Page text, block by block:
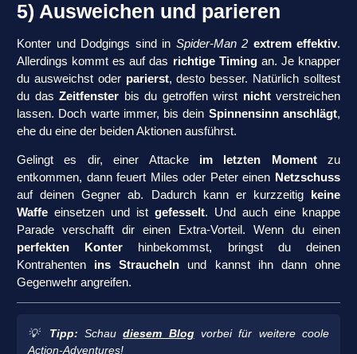
5) Ausweichen und parieren
Konter und Dodgings sind in Spider-Man 2 extrem effektiv.
Allerdings kommt es auf das richtige Timingan. Je knapper
du ausweichst oder parierst, desto besser. Natürlich solltest
du das Zeitfenster bis du getroffen wirst nichtverstreichen
lassen. Doch warte immer, bis dein Spinnensinn anschlägt,
ehe du eine der beiden Aktionen ausführst.
Gelingt es dir, einer Attacke im letzten Momentzu
entkommen, dann feuert Miles oder Peter einen Netzschuss
auf deinen Gegner ab. Dadurch kann er kurzzeitig
keine
Waffe einsetzen und ist gefesselt. Und auch eine knappe
Parade verschafft dir einen Extra-Vorteil. Wenn du einen
perfekten Konter hinbekommst, bringst du deinen
Kontrahenten ins Straucheln und kannst ihn dann ohne
Gegenwehr angreifen.
💡 Tipp: Schaudiesem Blogvorbei für weitere coole
Action-Adventures!